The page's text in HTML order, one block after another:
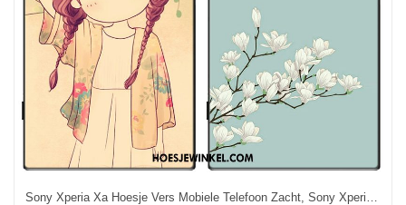
Sony Xperia Xa Hoesje Vers Mobiele Telefoon Zacht, Sony Xperia Xa Hoesje Bescherming Hoes